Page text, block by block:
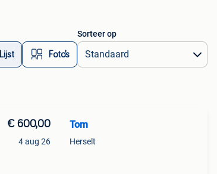
Lijst Foto’s
Sorteer op
€ 600,00
4 aug 26
Tom
Herselt